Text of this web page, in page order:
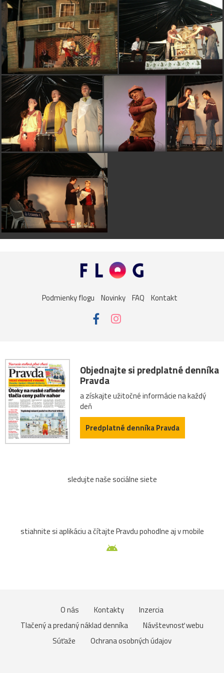
Podmienky flogu Novinky FAQ Kontakt
Objednajte si predplatné denníka
Pravda
a získajte užitočné informácie na každý
deň
Predplatné denníka Pravda
sledujte naše sociálne siete
stiahnite si aplikáciu a čítajte Pravdu pohodlne aj v mobile
O nás Kontakty
Inzercia
Tlačený a predaný náklad denníka
Návštevnosť webu
Súťaže
Ochrana osobných údajov